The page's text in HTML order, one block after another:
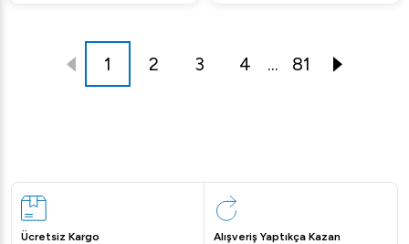
1 2 3 4 ... 81
Ücretsiz Kargo Alışveriş Yaptıkça Kazan